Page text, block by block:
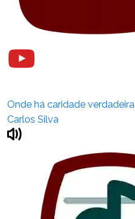
Onde há caridade verdadeira
Carlos Silva